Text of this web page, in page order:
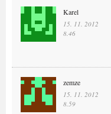
Karel
15. 11. 2012
8.46
zemze
15. 11. 2012
8.59